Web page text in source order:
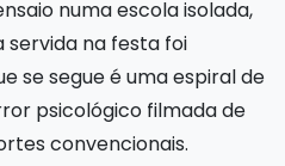
numa escola isolada,
servida na festa foi
se segue é uma espiral de
psicológico filmada de
convencionais.